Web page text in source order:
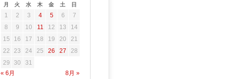
月 火 水 木 金 土 日
« 6月 8月 »
1 2 3 4 5 6
7
8
9 10 11 12 13
14
15
16 17 18 19 20
21
22
23 24 25 26 27
28
29
30 31